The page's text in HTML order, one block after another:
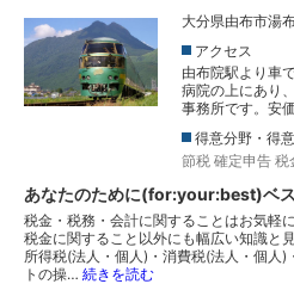
大分県由布市湯
アクセス
由布院駅より車
病院の上にあり
事務所です。安
得意分野・得
節税 確定申告 税
あなたのために(for:your:best)ベス
税金・税務・会計に関することはお気軽
税金に関すること以外にも幅広い知識と
所得税(法人・個人)・消費税(法人・個人
トの操… 続きを読む